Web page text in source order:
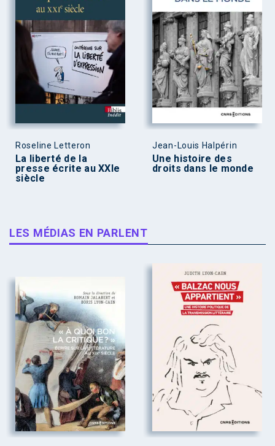
Roseline Letteron
La liberté de la
presse écrite au XXIe
siècle
Jean-Louis Halpérin
Une histoire des
droits dans le monde
LES MÉDIAS EN PARLENT